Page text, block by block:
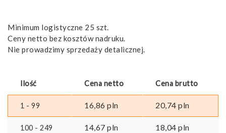
Minimum logistyczne 25 szt.
Ceny netto bez kosztów nadruku.
Nie prowadzimy sprzedaży detalicznej.
Ilość Cena netto Cena brutto
1 - 99 16,86 pln 20,74 pln
100 - 249 14,67 pln 18,04 pln